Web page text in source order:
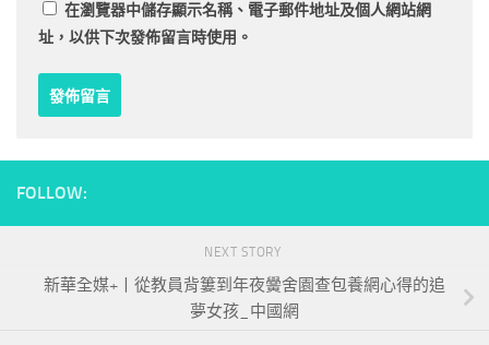
在瀏覽器中儲存顯示名稱、電子郵件地址及個人網站網
址，以供下次發佈留言時使用。
FOLLOW:
NEXT STORY
新華全媒+丨從教員背簍到年夜黌舍園查包養網心得的追
夢女孩_中國網